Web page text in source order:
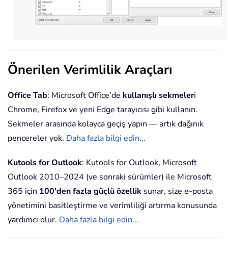
Önerilen Verimlilik Araçları
Office Tab: Microsoft Office'de kullanışlı sekmeleri
Chrome, Firefox ve yeni Edge tarayıcısı gibi kullanın.
Sekmeler arasında kolayca geçiş yapın — artık dağınık
pencereler yok. Daha fazla bilgi edin...
Kutools for Outlook: Kutools for Outlook, Microsoft
Outlook 2010–2024 (ve sonraki sürümler) ile Microsoft
365 için 100'den fazla güçlü özellik sunar, size e-posta
yönetimini basitleştirme ve verimliliği artırma konusunda
yardımcı olur. Daha fazla bilgi edin...